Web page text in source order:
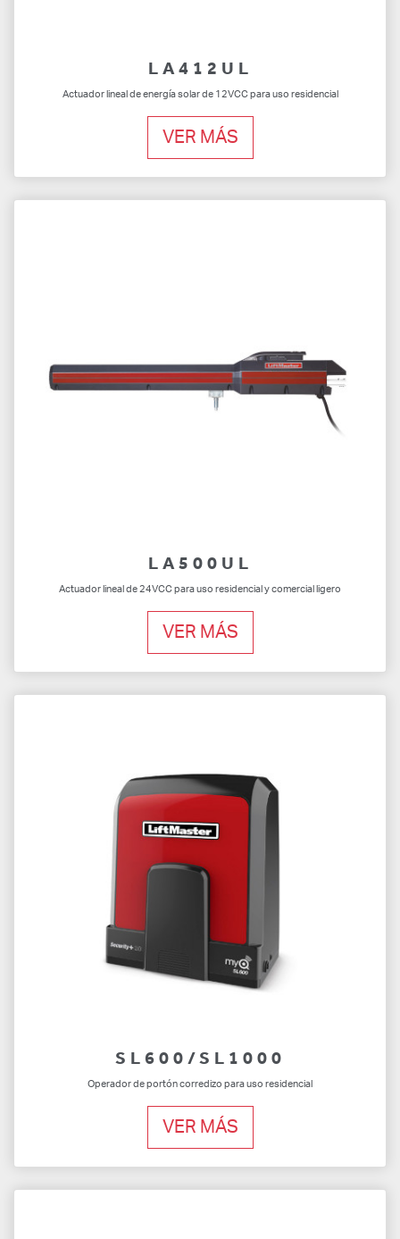
LA412UL
Actuador lineal de energía solar de 12VCC para uso residencial
VER MÁS
LA500UL
Actuador lineal de 24VCC para uso residencial y comercial ligero
VER MÁS
SL600/SL1000
Operador de portón corredizo para uso residencial
VER MÁS